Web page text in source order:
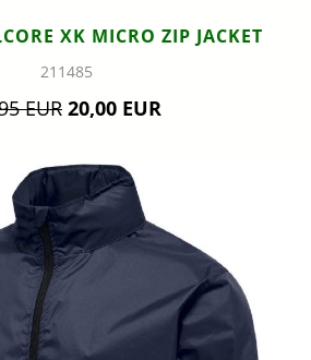
XK MICRO ZIP JACKET
211485
EUR 20,00 EUR